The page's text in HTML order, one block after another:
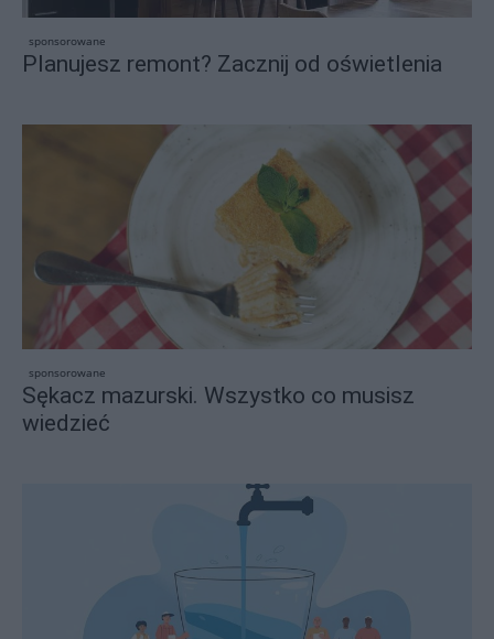
sponsorowane
Planujesz remont? Zacznij od oświetlenia
sponsorowane
Sękacz mazurski. Wszystko co musisz
wiedzieć